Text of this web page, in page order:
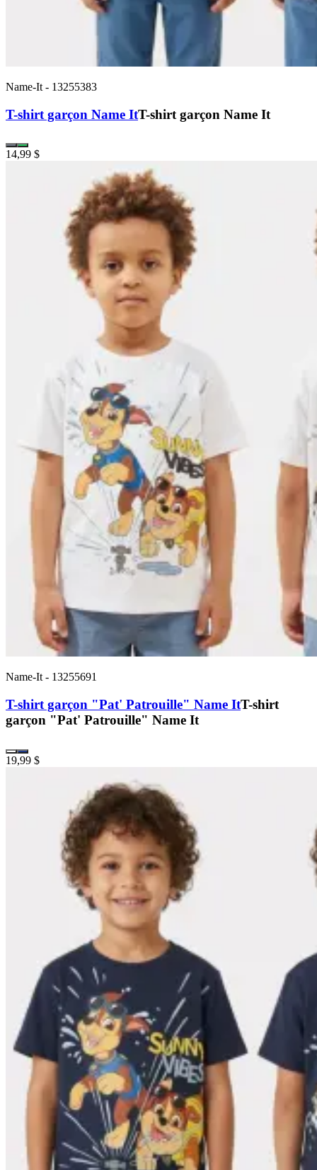
Name-It - 13255383
T-shirt garçon Name ItT-shirt garçon Name It
14,99 $
Name-It - 13255691
T-shirt garçon "Pat' Patrouille" Name ItT-shirt
garçon "Pat' Patrouille" Name It
19,99 $